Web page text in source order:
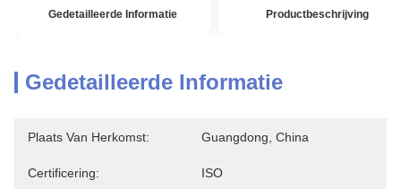
Gedetailleerde Informatie Productbeschrijving
Gedetailleerde Informatie
Plaats Van Herkomst: Guangdong, China
Certificering: ISO